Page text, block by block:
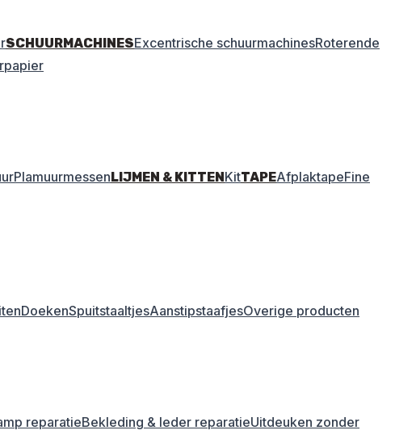
SCHUURMACHINESExcentrische schuurmachinesRoterende
PlamuurmessenLIJMEN & KITTENKitTAPEAfplaktapeFine
DoekenSpuitstaaltjesAanstipstaafjesOverige producten
reparatieBekleding & leder reparatieUitdeuken zonder